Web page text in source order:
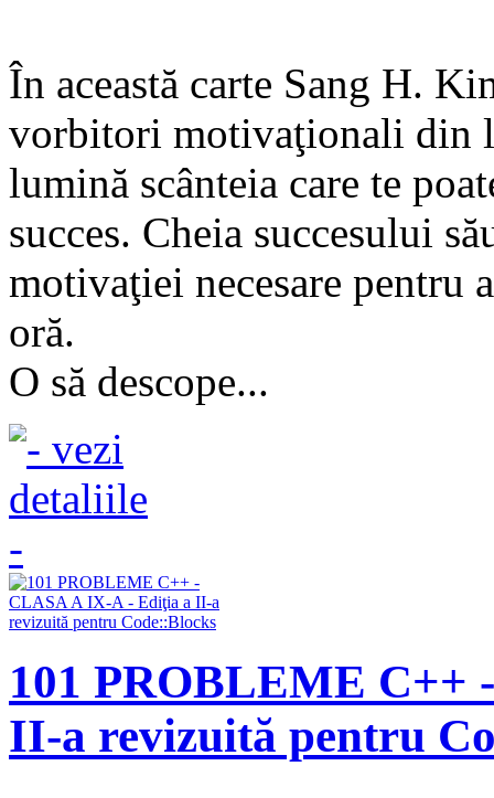
În această carte Sang H.
vorbitori motivaţionali din
lumină scânteia care te
succes. Cheia succesului
motivaţiei necesare pentru
oră.
O să descope...
101 PROBLEME C++
II-a revizuită pentru